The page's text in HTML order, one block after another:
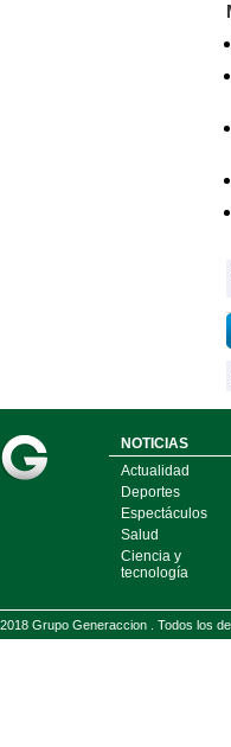
NOTICIAS
Actualidad
Deportes
Espectáculos
Salud
Ciencia y
tecnología
2018 Grupo Generaccion . Todos los